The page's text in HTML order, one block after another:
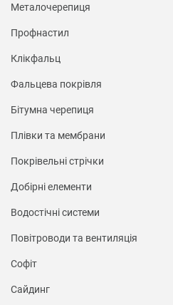
Металочерепиця
Профнастил
Клікфальц
Фальцева покрівля
Бітумна черепиця
Плівки та мембрани
Покрівельні стрічки
Добірні елементи
Водостічні системи
Повітроводи та вентиляція
Софіт
Сайдинг